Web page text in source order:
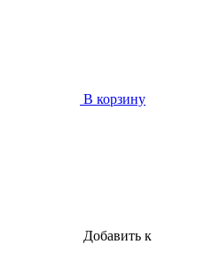
В корзину
Добавить к